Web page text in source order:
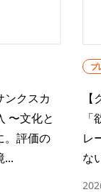
ンクスカ
〜文化と
。評価の
...
プ
レ
な